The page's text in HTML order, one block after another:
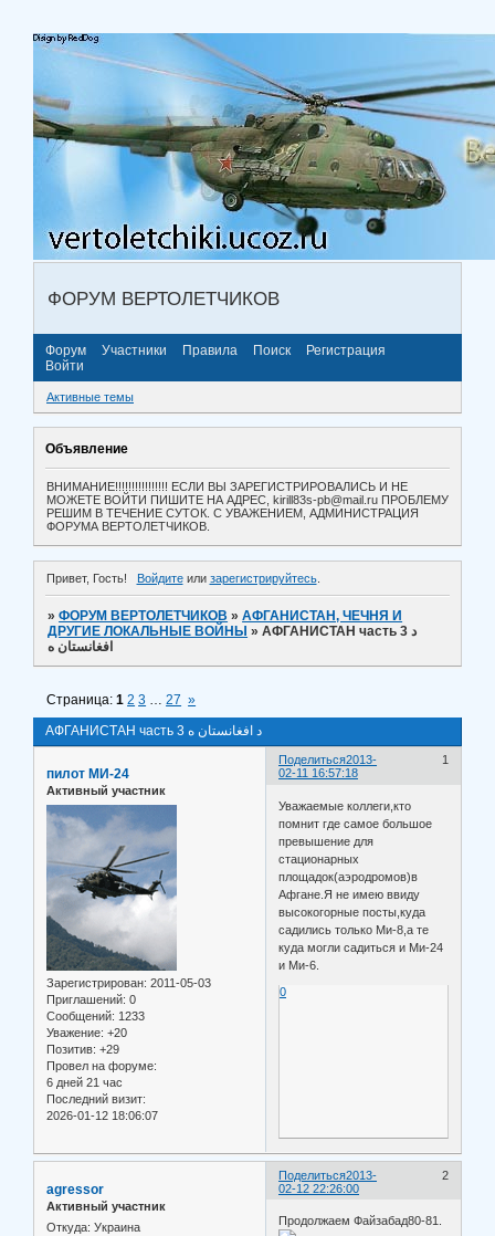
ФОРУМ ВЕРТОЛЕТЧИКОВ
Форум Участники Правила Поиск
Регистрация
Войти
Активные темы
Объявление
ВНИМАНИЕ!!!!!!!!!!!!!!!! ЕСЛИ ВЫ ЗАРЕГИСТРИРОВАЛИСЬ И НЕ
МОЖЕТЕ ВОЙТИ ПИШИТЕ НА АДРЕС, kirill83s-pb@mail.ru ПРОБЛЕМУ
РЕШИМ В ТЕЧЕНИЕ СУТОК. С УВАЖЕНИЕМ, АДМИНИСТРАЦИЯ
ФОРУМА ВЕРТОЛЕТЧИКОВ.
Привет, Гость! Войдитеили зарегистрируйтесь.
»ФОРУМ ВЕРТОЛЕТЧИКОВ »АФГАНИСТАН, ЧЕЧНЯ И
ДРУГИЕ ЛОКАЛЬНЫЕ ВОЙНЫ »АФГАНИСТАН часть 3 د
افغانستان ه
АФГАНИСТАН часть 3 د افغانستان ه
Страница:1 2 3 … 27 »
Поделиться 1
2013-
02-11 16:57:18
пилот МИ-24
Активный участник
Зарегистрирован: 2011-05-03
Приглашений: 0
Сообщений: 1233
Уважение: +20
Позитив: +29
Провел на форуме:
6 дней 21 час
Последний визит:
2026-01-12 18:06:07
Уважаемые коллеги,кто
помнит где самое большое
превышение для
стационарных
площадок(аэродромов)в
Афгане.Я не имею ввиду
высокогорные посты,куда
садились только Ми-8,а те
куда могли садиться и Ми-24
и Ми-6.
0
Поделиться 2
2013-
02-12 22:26:00
agressor
Активный участник
Откуда: Украина
Продолжаем Файзабад80-81.